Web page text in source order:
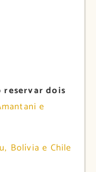
reservar dois
e
Bolívia e Chile